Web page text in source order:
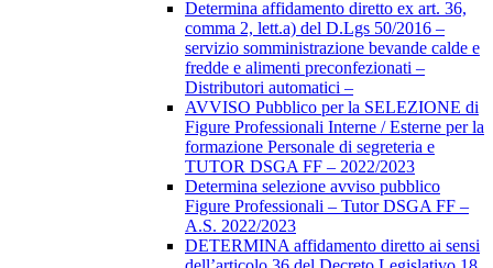
Determina affidamento diretto ex art. 36,
comma 2, lett.a) del D.Lgs 50/2016 –
servizio somministrazione bevande calde e
fredde e alimenti preconfezionati –
Distributori automatici –
AVVISO Pubblico per la SELEZIONE di
Figure Professionali Interne / Esterne per la
formazione Personale di segreteria e
TUTOR DSGA FF – 2022/2023
Determina selezione avviso pubblico
Figure Professionali – Tutor DSGA FF –
A.S. 2022/2023
DETERMINA affidamento diretto ai sensi